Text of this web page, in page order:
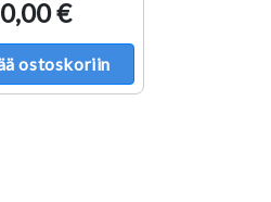
€
ostoskoriin